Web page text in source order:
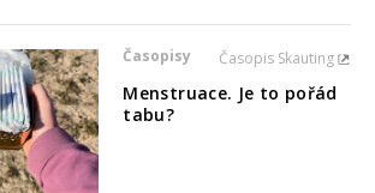
Časopisy Časopis Skauting
Menstruace. Je to pořád
tabu?